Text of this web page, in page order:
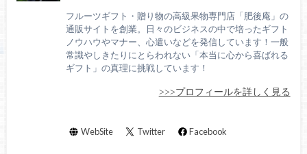
フルーツギフト・贈り物の高級果物専門店「肥後庵」の
通販サイトを創業。日々のビジネスの中で培ったギフト
ノウハウやマナー、心遣いなどを発信しています！一般
常識やしきたりにとらわれない「本当に心から喜ばれる
ギフト」の真理に挑戦しています！
>>>プロフィールを詳しく見る
WebSite Twitter Facebook